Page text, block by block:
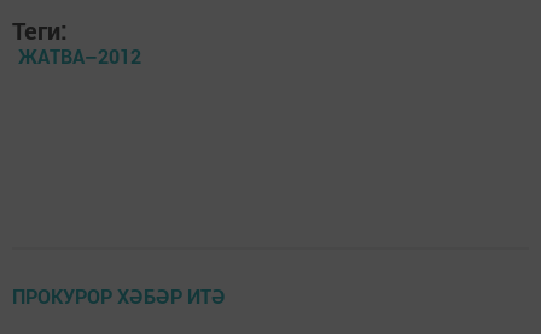
Теги:
ЖАТВА–2012
ПРОКУРОР ХӘБӘР ИТӘ